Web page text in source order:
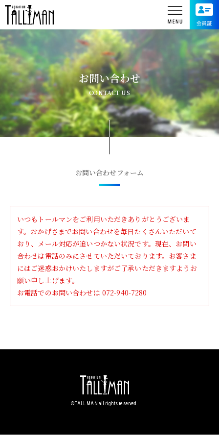
お問い合わせ
CONTACT US
お問い合わせフォーム
いつもトールマンをご利用いただきありがとうございま
す。おかげさまでお問い合わせを毎日たくさんいただいて
おり、メール対応が追いつかない状況です。現在、お問い
合わせは電話のみにさせていただいております。お客さま
にはご迷惑おかけいたしますがご了承いただきますようお
願い申し上げます。
お電話でのお問い合わせは 072-940-7280
©︎TALL MAN all rights reserved.